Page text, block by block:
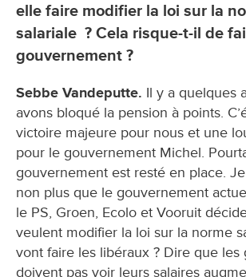
elle faire modifier la loi sur la
salariale ? Cela risque-t-il de
gouvernement ?
Sebbe Vandeputte. Il y a quelques
avons bloqué la pension à points.
victoire majeure pour nous et une
pour le gouvernement Michel.
gouvernement est resté en place.
non plus que le gouvernement
le PS, Groen, Ecolo et Vooruit
veulent modifier la loi sur la norme
vont faire les libéraux ? Dire que les
doivent pas voir leurs salaires